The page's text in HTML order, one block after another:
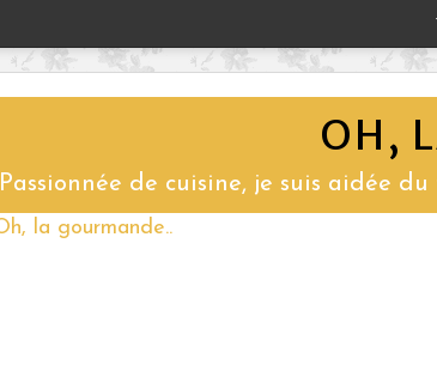
OH,
Passionnée de cuisine, je suis aidée